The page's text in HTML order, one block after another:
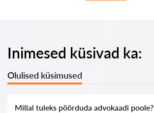
Inimesed küsivad ka:
Olulised küsimused
Millal tuleks pöörduda advokaadi poole?